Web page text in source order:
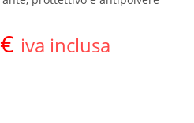
€ iva inclusa